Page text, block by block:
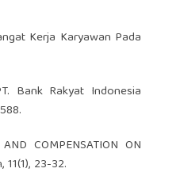
Kerja Karyawan Pada
Bank Rakyat Indonesia
COMPENSATION ON
23-32.